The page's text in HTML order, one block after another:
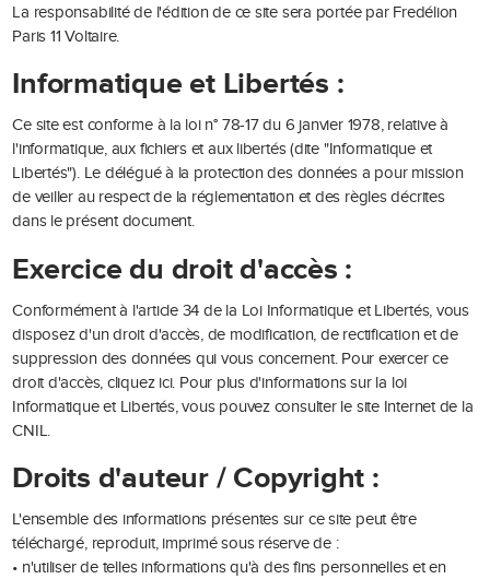
La responsabilité de l'édition de ce site sera portée par Fredélion
Paris 11 Voltaire.
Informatique et Libertés :
Ce site est conforme à la loi n° 78-17 du 6 janvier 1978, relative à
l'informatique, aux fichiers et aux libertés (dite "Informatique et
Libertés"). Le délégué à la protection des données a pour mission
de veiller au respect de la réglementation et des règles décrites
dans le présent document.
Exercice du droit d'accès :
Conformément à l'article 34 de la Loi Informatique et Libertés, vous
disposez d'un droit d'accès, de modification, de rectification et de
suppression des données qui vous concernent. Pour exercer ce
droit d'accès, cliquez ici. Pour plus d'informations sur la loi
Informatique et Libertés, vous pouvez consulter le site Internet de la
CNIL.
Droits d'auteur / Copyright :
L'ensemble des informations présentes sur ce site peut être
téléchargé, reproduit, imprimé sous réserve de :
• n'utiliser de telles informations qu'à des fins personnelles et en